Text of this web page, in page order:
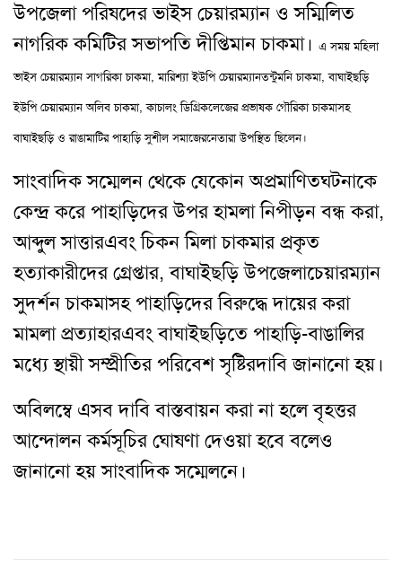
উপজেলা পরিষদের ভাইস চেয়ারম্যান ও সম্মিলিত
নাগরিক কমিটির সভাপতি দীপ্তিমান চাকমা। এ সময় মহিলা
ভাইস চেয়ারম্যান সাগরিকা চাকমা,মারিশ্যা ইউপি চেয়ারম্যানতন্টুমনি চাকমা,বাঘাইছড়ি
ইউপি চেয়ারম্যান অলিব চাকমা,কাচালং ডিগ্রিকলেজের প্রভাষক গৌরিকা চাকমাসহ
বাঘাইছড়ি ও রাঙামাটির পাহাড়ি সুশীল সমাজেরনেতারা উপস্থিত ছিলেন।
সাংবাদিক সম্মেলন থেকে যেকোন অপ্রমাণিতঘটনাকে
কেন্দ্র করে পাহাড়িদের উপর হামলা নিপীড়ন বন্ধ করা,
আব্দুল সাত্তারএবং চিকন মিলা চাকমার প্রকৃত
হত্যাকারীদের গ্রেপ্তার,বাঘাইছড়ি উপজেলাচেয়ারম্যান
সুদর্শন চাকমাসহ পাহাড়িদের বিরুদ্ধে দায়ের করা
মামলা প্রত্যাহারএবং বাঘাইছড়িতে পাহাড়ি-বাঙালির
মধ্যে স্থায়ী সম্প্রীতির পরিবেশ সৃষ্টিরদাবি জানানো হয়।
অবিলম্বে এসব দাবি বাস্তবায়ন করা না হলে বৃহত্তর
আন্দোলন কর্মসূচির ঘোষণা দেওয়া হবে বলেও
জানানো হয় সাংবাদিক সম্মেলনে।